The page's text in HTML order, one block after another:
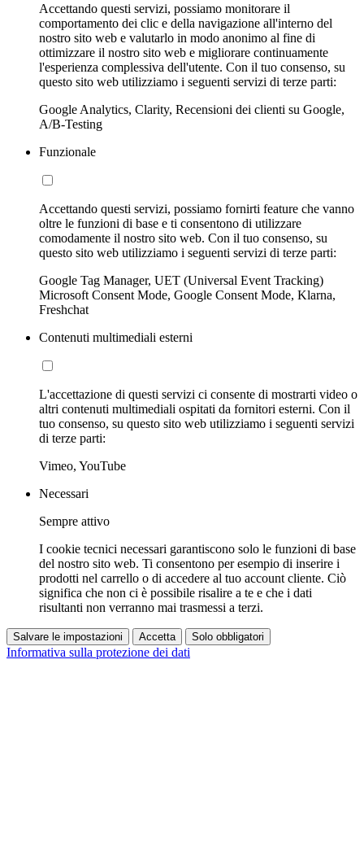
Accettando questi servizi, possiamo monitorare il
comportamento dei clic e della navigazione all'interno del
nostro sito web e valutarlo in modo anonimo al fine di
ottimizzare il nostro sito web e migliorare continuamente
l'esperienza complessiva dell'utente. Con il tuo consenso, su
questo sito web utilizziamo i seguenti servizi di terze parti:
Google Analytics, Clarity, Recensioni dei clienti su Google,
A/B-Testing
Funzionale
Accettando questi servizi, possiamo fornirti feature che vanno
oltre le funzioni di base e ti consentono di utilizzare
comodamente il nostro sito web. Con il tuo consenso, su
questo sito web utilizziamo i seguenti servizi di terze parti:
Google Tag Manager, UET (Universal Event Tracking)
Microsoft Consent Mode, Google Consent Mode, Klarna,
Freshchat
Contenuti multimediali esterni
L'accettazione di questi servizi ci consente di mostrarti video o
altri contenuti multimediali ospitati da fornitori esterni. Con il
tuo consenso, su questo sito web utilizziamo i seguenti servizi
di terze parti:
Vimeo, YouTube
Necessari
Sempre attivo
I cookie tecnici necessari garantiscono solo le funzioni di base
del nostro sito web. Ti consentono per esempio di inserire i
prodotti nel carrello o di accedere al tuo account cliente. Ciò
significa che non ci è possibile risalire a te e che i dati
risultanti non verranno mai trasmessi a terzi.
Salvare le impostazioni Accetta Solo obbligatori
Informativa sulla protezione dei dati